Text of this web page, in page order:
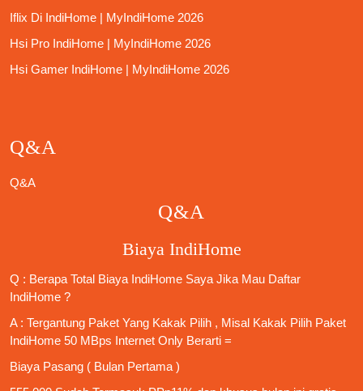
Iflix Di IndiHome | MyIndiHome 2026
Hsi Pro IndiHome | MyIndiHome 2026
Hsi Gamer IndiHome | MyIndiHome 2026
Q&A
Q&A
Q&A
Biaya IndiHome
Q : Berapa Total Biaya IndiHome Saya Jika Mau Daftar
IndiHome ?
A : Tergantung Paket Yang Kakak Pilih , Misal Kakak Pilih Paket
IndiHome 50 MBps Internet Only Berarti =
Biaya Pasang ( Bulan Pertama )